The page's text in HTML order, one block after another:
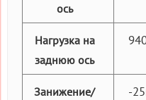
ось
Нагрузка на
заднюю ось
Занижение/
-